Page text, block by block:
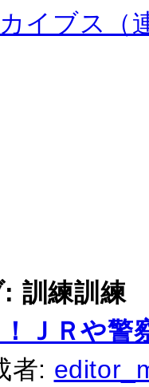
イブス（
訓練訓練
ＪＲや警
者: